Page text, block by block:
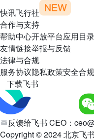
快讯飞行社
合作与支持
帮助中心开放平台应用目录
友情链接举报与反馈
法律与合规
服务协议隐私政策安全合规
下载飞书
反馈给飞书 CEO：
Copyright © 2024 北京飞